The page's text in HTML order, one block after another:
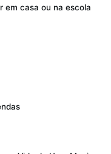
em casa ou na escola